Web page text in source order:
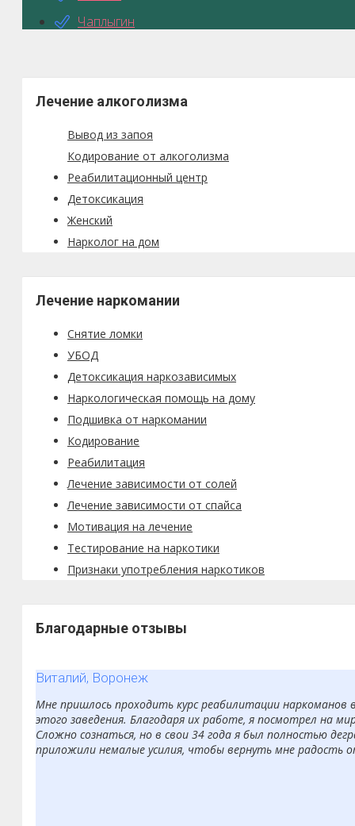
Чаплыгин
Лечение алкоголизма
Вывод из запоя
Кодирование от алкоголизма
Реабилитационный центр
Детоксикация
Женский
Нарколог на дом
Лечение наркомании
Снятие ломки
УБОД
Детоксикация наркозависимых
Наркологическая помощь на дому
Подшивка от наркомании
Кодирование
Реабилитация
Лечение зависимости от солей
Лечение зависимости от спайса
Мотивация на лечение
Тестирование на наркотики
Признаки употребления наркотиков
Благодарные отзывы
Виталий, Воронеж
Мне пришлось проходить курс реабилитации наркоманов
этого заведения. Благодаря их работе, я посмотрел на
Сложно сознаться, но в свои 34 года я был полностью
приложили немалые усилия, чтобы вернуть мне радость